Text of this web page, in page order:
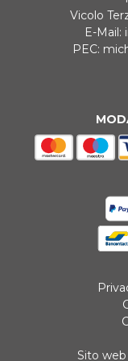
Vicolo
E-Mail:
PEC:
Sito